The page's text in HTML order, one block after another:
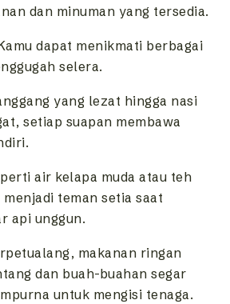
dan minuman yang tersedia.
dapat menikmati berbagai
selera.
yang lezat hingga nasi
setiap suapan membawa
air kelapa muda atau teh
teman setia saat
api unggun.
makanan ringan
dan buah-buahan segar
untuk mengisi tenaga.